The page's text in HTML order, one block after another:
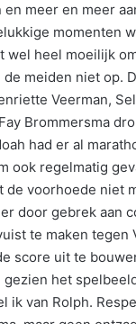
meer en meer
momenten
wel heel moeilijk
de meiden niet op.
Veerman,
Brommersma
had er al
ook regelmatig
de voorhoede niet
door gebrek aan
te maken tegen
score uit te
het
ik van Rolph.